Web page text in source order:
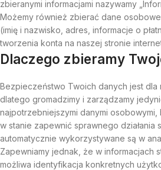
zbieranymi informacjami nazywamy
Możemy również zbierać dane
(imię i nazwisko, adres, informacje o
tworzenia konta na naszej stronie
Dlaczego zbieramy
Bezpieczeństwo Twoich danych jest dla
dlatego gromadzimy i zarządzamy
najpotrzebniejszymi danymi
w stanie zapewnić sprawnego działania
automatycznie wykorzystywane są w
Zapewniamy jednak, że w informacjach
możliwa identyfikacja konkretnych